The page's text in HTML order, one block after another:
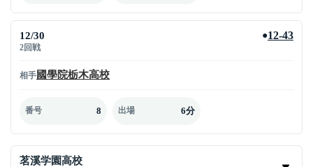
12/30
2回戦
●12-43
相手國學院栃木高校
番号 8 出場 6分
茗溪学園高校